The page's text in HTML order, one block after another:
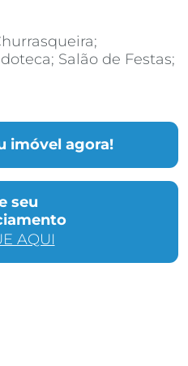
imóvel agora!
seu
AQUI
Salão de Festas;